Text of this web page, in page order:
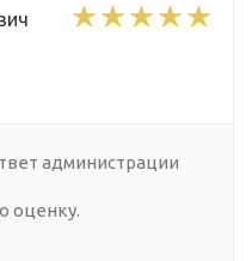
администрации
оценку.